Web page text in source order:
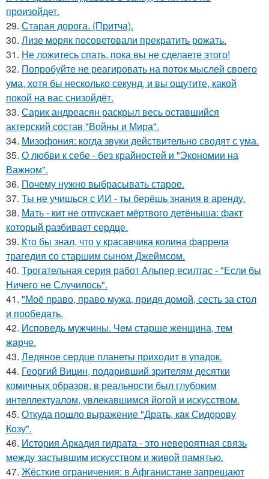
произойдет.
29. Старая дорога. (Притча).
30. Лизе моряк посоветовали прекратить рожать.
31. Не ложитесь спать, пока вы не сделаете этого!
32. Попробуйте не реагировать на поток мыслей своего
ума, хотя бы несколько секунд, и вы ощутите, какой
покой на вас снизойдёт.
33. Сарик андреасян раскрыл весь оставшийся
актерский состав "Войны и Мира".
34. Мизофония: когда звуки действительно сводят с ума.
35. О любви к себе - без крайностей и "Экономии на
Важном".
36. Почему нужно выбрасывать старое.
37. Ты не учишься с ИИ - ты берёшь знания в аренду.
38. Мать - кит не отпускает мёртвого детёныша: факт
который разбивает сердце.
39. Кто бы знал, что у красавчика колина фаррела
трагедия со старшим сыном Джеймсом.
40. Трогательная серия работ Альпер есилтас - "Если бы
Ничего не Случилось".
41. "Моё право, право мужа, придя домой, сесть за стол
и пообедать.
42. Исповедь мужчины. Чeм старше женщина, тем
жaрче.
43. Ледяное сердце планеты приходит в упадок.
44. Георгий Вицин, подаривший зрителям десятки
комичных образов, в реальности был глубоким
интеллектуалом, увлекавшимся йогой и искусством.
45. Откуда пошло выражение "Драть, кaк Сидopoву
Кoзу".
46. История Аркадия гидрата - это невероятная связь
между застывшим искусством и живой памятью.
47. Жёсткие ограничения: в Афганистане запрещают